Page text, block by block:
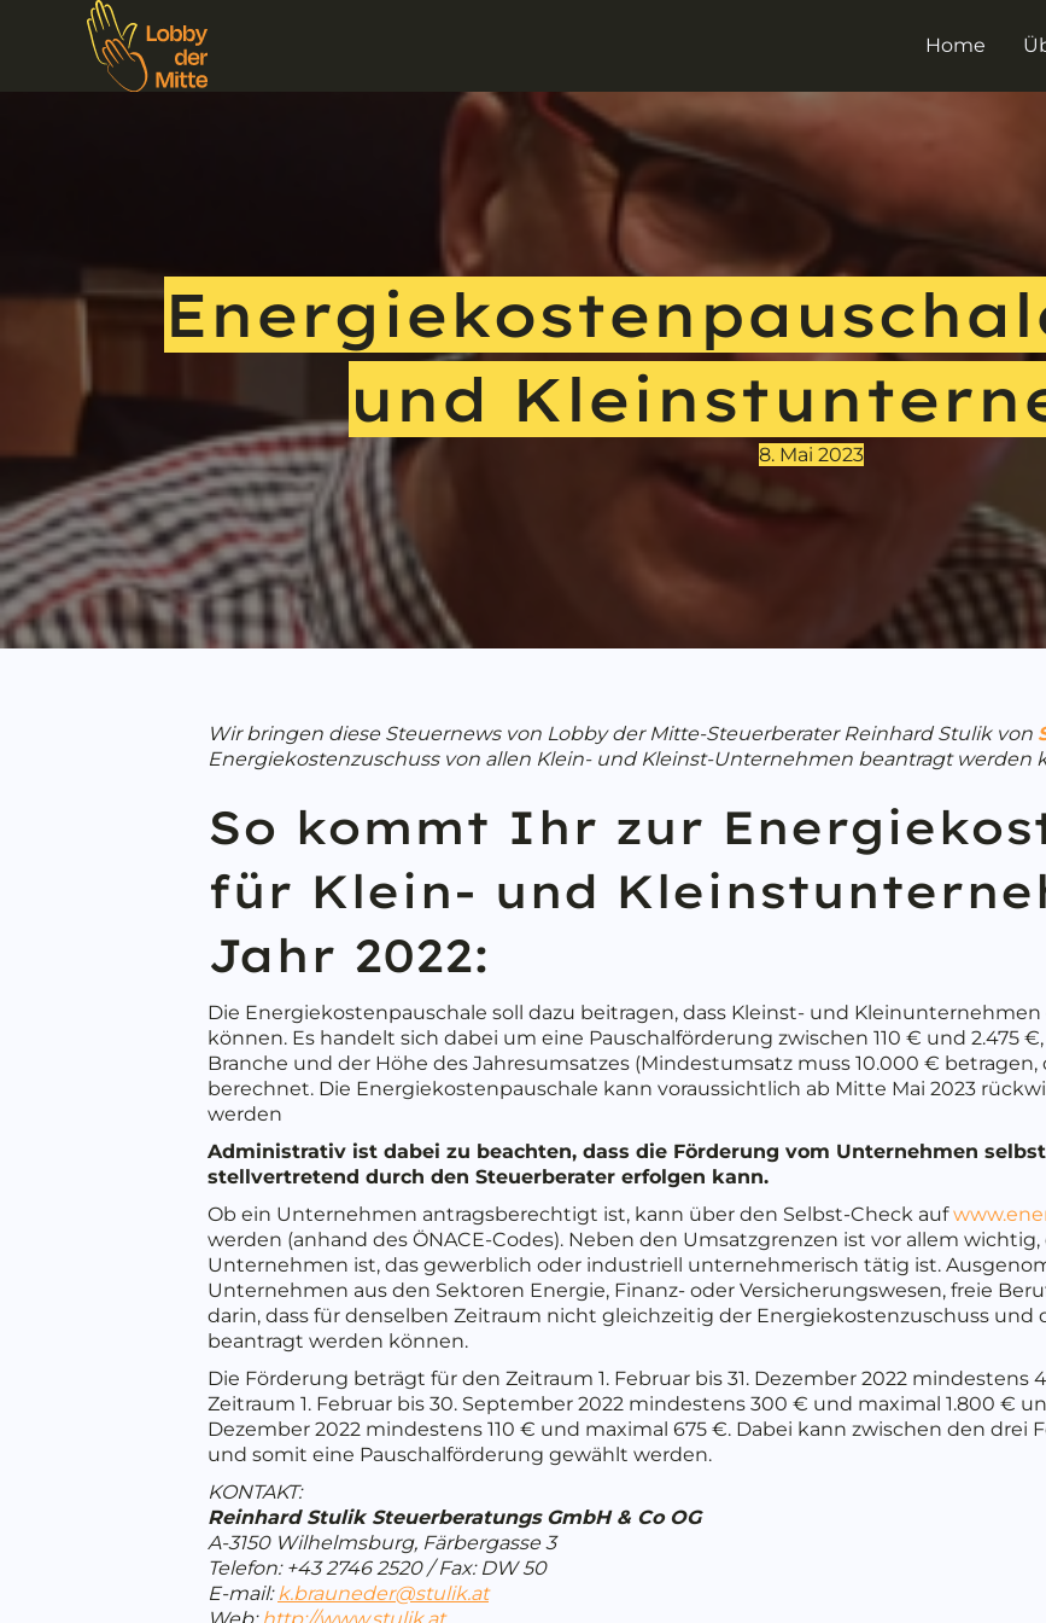
Home
und
8. Mai 2023
Wir bringen diese Steuernews von Lobby der Mitte-Steuerberater Reinhard Stulik von
Energiekostenzuschuss von allen Klein- und Kleinst-Unternehmen beantragt werden
So kommt Ihr zur
für Klein- und
Jahr 2022:
Die Energiekostenpauschale soll dazu beitragen, dass Kleinst- und
können. Es handelt sich dabei um eine Pauschalförderung zwischen 110 € und 2.475
Branche und der Höhe des Jahresumsatzes (Mindestumsatz muss 10.000 €
berechnet. Die Energiekostenpauschale kann voraussichtlich ab Mitte Mai 2023
werden
Administrativ ist dabei zu beachten, dass die Förderung vom Unternehmen
stellvertretend durch den Steuerberater erfolgen kann.
Ob ein Unternehmen antragsberechtigt ist, kann über den Selbst-Check auf
werden (anhand des ÖNACE-Codes). Neben den Umsatzgrenzen ist vor allem wichtig,
Unternehmen ist, das gewerblich oder industriell unternehmerisch tätig ist.
Unternehmen aus den Sektoren Energie, Finanz- oder Versicherungswesen, freie
darin, dass für denselben Zeitraum nicht gleichzeitig der Energiekostenzuschuss und
beantragt werden können.
Die Förderung beträgt für den Zeitraum 1. Februar bis 31. Dezember 2022 mindestens
Zeitraum 1. Februar bis 30. September 2022 mindestens 300 € und maximal 1.800 €
Dezember 2022 mindestens 110 € und maximal 675 €. Dabei kann zwischen den drei
und somit eine Pauschalförderung gewählt werden.
KONTAKT:
Reinhard Stulik Steuerberatungs GmbH & Co OG
A-3150 Wilhelmsburg, Färbergasse 3
Telefon: +43 2746 2520 / Fax: DW 50
E-mail: k.brauneder@stulik.at
Web: http://www.stulik.at